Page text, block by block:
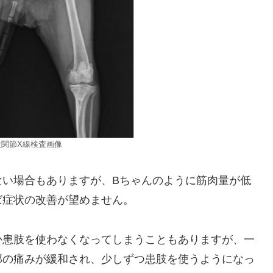
節X線検査画像
場合もありますが、Bちゃんのように筋肉量が低
状の改善が望めません。
肢を使わなくなってしまうこともありますが、一
痛みが緩和され、少しずつ患肢を使うようになっ